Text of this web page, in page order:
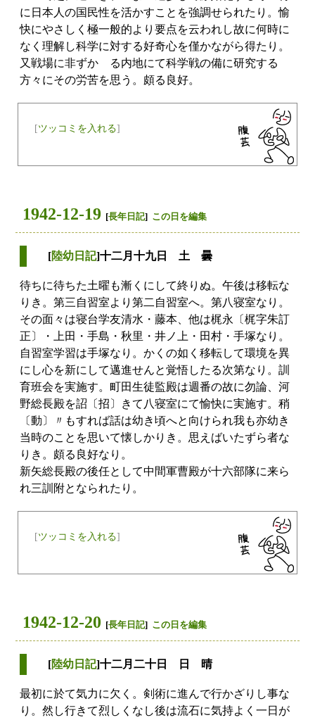
に日本人の国民性を活かすことを強調せられたり。愉
快にやさしく極一般的より要点を云われし故に何時に
なく理解し科学に対する好奇心を僅かながら得たり。
又戦場に非ずかゝる内地にて科学戦の備に研究する
方々にその労苦を思う。頗る良好。
[ツッコミを入れる]
1942-12-19 [長年日記] この日を編集
[陸幼日記]十二月十九日 土 曇
待ちに待ちた土曜も漸くにして終りぬ。午後は移転な
りき。第三自習室より第二自習室へ。第八寝室なり。
その面々は寝台学友清水・藤本、他は梶永〔梶字朱訂
正〕・上田・手島・秋里・井ノ上・田村・手塚なり。
自習室学習は手塚なり。かくの如く移転して環境を異
にし心を新にして邁進せんと覚悟したる次第なり。訓
育班会を実施す。町田生徒監殿は週番の故に勿論、河
野総長殿を詔〔招〕きて八寝室にて愉快に実施す。稍
〔動〕〃もすれば話は幼き頃へと向けられ我も亦幼き
当時のことを思いて懐しかりき。思えばいたずら者な
りき。頗る良好なり。
新矢総長殿の後任として中間軍曹殿が十六部隊に来ら
れ三訓附となられたり。
[ツッコミを入れる]
1942-12-20 [長年日記] この日を編集
[陸幼日記]十二月二十日 日 晴
最初に於て気力に欠く。剣術に進んで行かざりし事な
り。然し行きて烈しくなし後は流石に気持よく一日が